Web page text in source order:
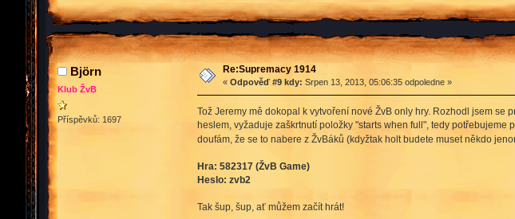
Björn
Klub ŽvB
Příspěvků: 1697
Re:Supremacy 1914
« Odpověď #9 kdy: Srpen 13, 2013, 05:06:35 odpoledne »
Tož Jeremy mě dokopal k vytvoření nové ŽvB only hry. Rozhodl jsem
heslem, vyžaduje zaškrtnutí položky "starts when full", tedy
doufám, že se to nabere z ŽvBáků (kdyžtak holt budete muset někdo
Hra: 582317 (ŽvB Game)
Heslo: zvb2
Tak šup, šup, ať můžem začít hrát!